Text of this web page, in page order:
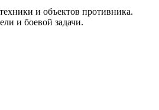
и объектов противника.
и боевой задачи.